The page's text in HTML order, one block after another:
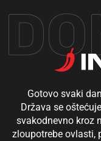
Gotovo svaki
Država se
svakodnevno kroz
zloupotrebe ovlasti,